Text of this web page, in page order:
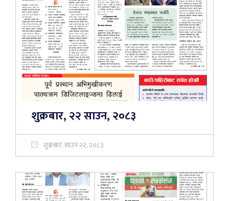
शुक्रबार, २२ साउन, २०८३
शुक्रबार, साउन २२, २०८३